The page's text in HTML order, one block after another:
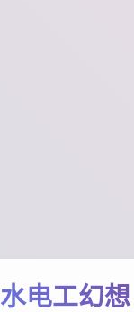
水电工幻想